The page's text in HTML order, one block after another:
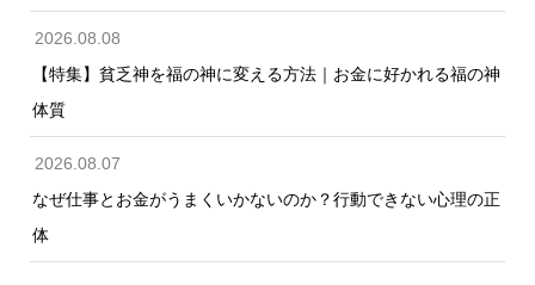
2026.08.08
【特集】貧乏神を福の神に変える方法｜お金に好かれる福の神
体質
2026.08.07
なぜ仕事とお金がうまくいかないのか？行動できない心理の正
体